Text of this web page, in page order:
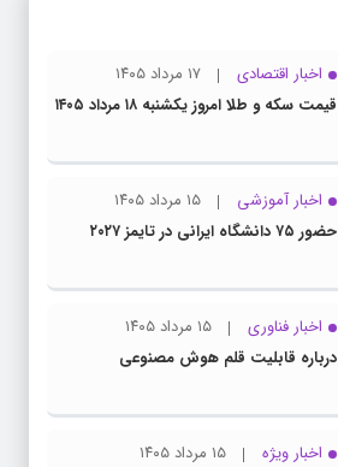
اخبار اقتصادی
۱۷ مرداد ۱۴۰۵
قیمت سکه و طلا امروز یکشنبه ۱۸ مرداد ۱۴۰۵
اخبار آموزشی
۱۵ مرداد ۱۴۰۵
حضور ۷۵ دانشگاه ایرانی در تایمز ۲۰۲۷
اخبار فناوری
۱۵ مرداد ۱۴۰۵
درباره قابلیت قلم هوش مصنوعی
اخبار ویژه
۱۵ مرداد ۱۴۰۵